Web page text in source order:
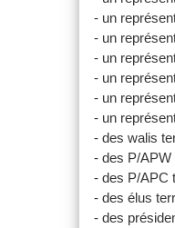
- un
- un
- un
- un
- un
- un
- des walis
- des P/APW
- des P/APC
- des élus
- des